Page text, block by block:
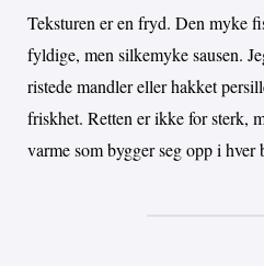
Teksturen er en fryd. Den myke
fyldige, men silkemyke sausen.
ristede mandler eller hakket
friskhet. Retten er ikke for sterk,
varme som bygger seg opp i hver